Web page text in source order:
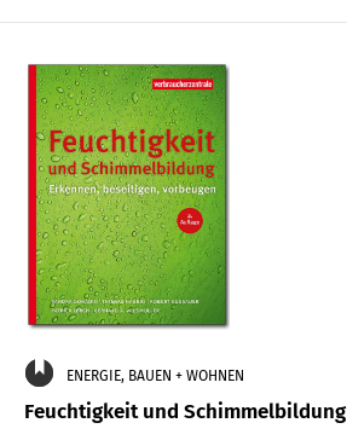
ENERGIE, BAUEN + WOHNEN
Feuchtigkeit und Schimmelbildung